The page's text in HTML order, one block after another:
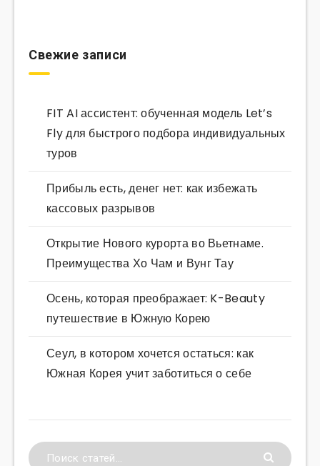
Свежие записи
FIT AI ассистент: обученная модель Let’s
Fly для быстрого подбора индивидуальных
туров
Прибыль есть, денег нет: как избежать
кассовых разрывов
Открытие Нового курорта во Вьетнаме.
Преимущества Хо Чам и Вунг Тау
Осень, которая преображает: K-Beauty
путешествие в Южную Корею
Сеул, в котором хочется остаться: как
Южная Корея учит заботиться о себе